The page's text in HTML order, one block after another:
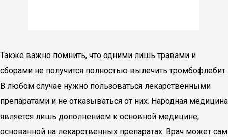
Также важно помнить, что одними лишь травами и
сборами не получится полностью вылечить тромбофлебит.
В любом случае нужно пользоваться лекарственными
препаратами и не отказываться от них. Народная медицина
является лишь дополнением к основной медицине,
основанной на лекарственных препаратах. Врач может сам